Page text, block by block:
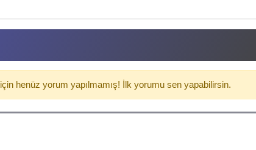
için henüz yorum yapılmamış! İlk yorumu sen yapabilirsin.